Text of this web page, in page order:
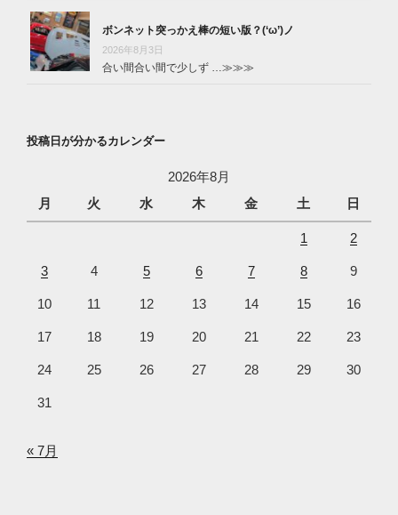
ボンネット突っかえ棒の短い版？(‘ω’)ノ
2026年8月3日
合い間合い間で少しず …≫≫≫
投稿日が分かるカレンダー
2026年8月
月
火 水 木 金 土 日
1 2
3 4 5 6 7 8 9
10 11 12 13 14 15 16
17 18 19 20 21 22 23
24 25 26 27 28 29 30
31
« 7月